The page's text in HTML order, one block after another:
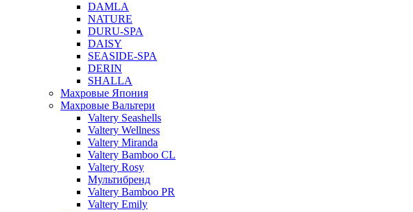
DAMLA
NATURE
DURU-SPA
DAISY
SEASIDE-SPA
DERIN
SHALLA
Махровые Япония
Махровые Вальтери
Valtery Seashells
Valtery Wellness
Valtery Miranda
Valtery Bamboo CL
Valtery Rosy
Мультибренд
Valtery Bamboo PR
Valtery Emily